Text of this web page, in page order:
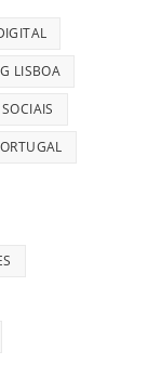
LISBOA